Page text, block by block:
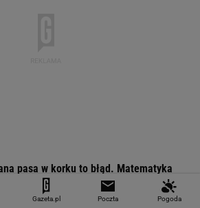
pasa w korku to błąd. Matematyka
dlaczego
Gazeta.pl Poczta Pogoda